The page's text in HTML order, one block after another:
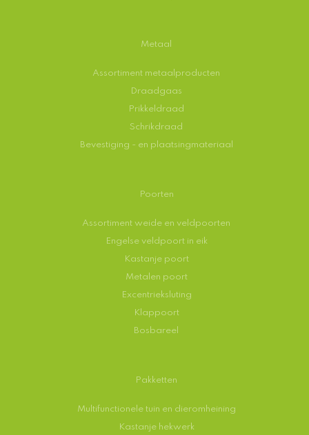
Metaal
Assortiment metaalproducten
Draadgaas
Prikkeldraad
Schrikdraad
Bevestiging - en plaatsingmateriaal
Poorten
Assortiment weide en veldpoorten
Engelse veldpoort in eik
Kastanje poort
Metalen poort
Excentrieksluting
Klappoort
Bosbareel
Pakketten
Multifunctionele tuin en dieromheining
Kastanje hekwerk